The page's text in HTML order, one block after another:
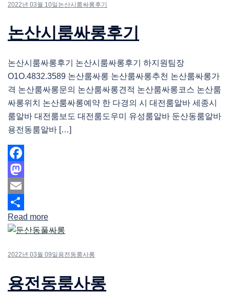
2022년 03월 10일 논산시룸싸롱후기
논산시룸싸롱후기
논산시룸싸롱후기 논산시룸싸롱후기 하지원팀장
O1O.4832.3589 논산룸싸롱 논산룸싸롱추천 논산룸싸롱가
격 논산룸싸롱문의 논산룸싸롱견적 논산룸싸롱코스 논산룸
싸롱위치 논산룸싸롱예약 한 다경의 시 대전룸알바 세종시
룸알바 대전룸보도 대전룸도우미 유성룸알바 둔산동룸알바
용전동룸알바 […]
Facebook
Mastodon
Email
Share
Read more
2022년 03월 09일 용전동룸사롱
용전동룸사롱